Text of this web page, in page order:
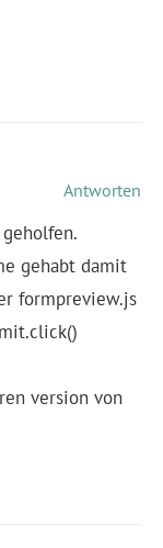
Antworten
gehabt damit
formpreview.js
version von